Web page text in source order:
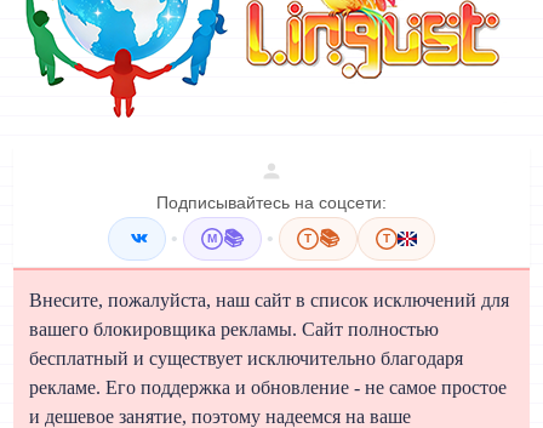
Подписывайтесь на соцсети:
• M 📚 • T 📚 T
Внесите, пожалуйста, наш сайт в список исключений для
вашего блокировщика рекламы. Сайт полностью
бесплатный и существует исключительно благодаря
рекламе. Его поддержка и обновление - не самое простое
и дешевое занятие, поэтому надеемся на ваше